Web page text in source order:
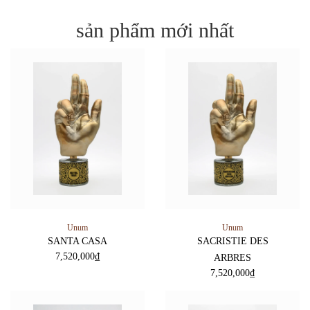
sản phẩm mới nhất
Unum
SANTA CASA
7,520,000₫
Unum
SACRISTIE DES
ARBRES
7,520,000₫